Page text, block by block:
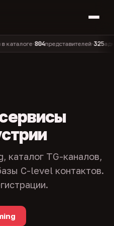
•804представителей•325админов
каталог TG-каналов,
C-level контактов.